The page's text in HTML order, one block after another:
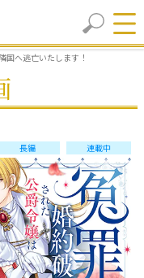
国へ逃亡いたします！
長編 連載中